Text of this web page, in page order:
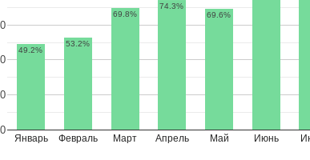
Январь Февраль Март Апрель Май Июнь
0
49.2%
53.2%
69.8%
74.3%
69.6%